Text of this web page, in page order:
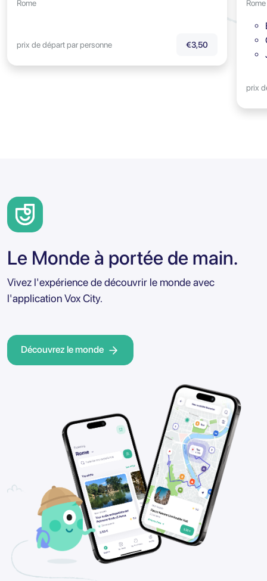
Rome
prix de départ par personne €3,50
Rome
prix
Le Monde à portée de main.
Vivez l'expérience de découvrir le monde avec
l'application Vox City.
Découvrez le monde